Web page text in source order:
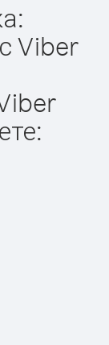
Viber